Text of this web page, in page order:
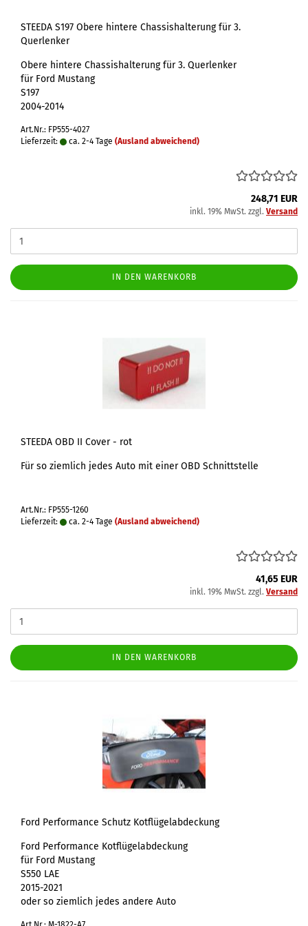
STEEDA S197 Obere hintere Chassishalterung für 3.
Querlenker
Obere hintere Chassishalterung für 3. Querlenker
für Ford Mustang
S197
2004-2014
Art.Nr.: FP555-4027
Lieferzeit:
ca. 2-4 Tage (Ausland abweichend)
248,71 EUR
inkl. 19% MwSt. zzgl. Versand
IN DEN WARENKORB
STEEDA OBD II Cover - rot
Für so ziemlich jedes Auto mit einer OBD Schnittstelle
Art.Nr.: FP555-1260
Lieferzeit:
ca. 2-4 Tage (Ausland abweichend)
41,65 EUR
inkl. 19% MwSt. zzgl. Versand
IN DEN WARENKORB
Ford Performance Schutz Kotflügelabdeckung
Ford Performance Kotflügelabdeckung
für Ford Mustang
S550 LAE
2015-2021
oder so ziemlich jedes andere Auto